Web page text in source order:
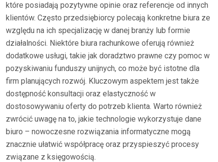
które posiadają pozytywne opinie oraz referencje od innych
klientów. Często przedsiębiorcy polecają konkretne biura ze
względu na ich specjalizację w danej branży lub formie
działalności. Niektóre biura rachunkowe oferują również
dodatkowe usługi, takie jak doradztwo prawne czy pomoc w
pozyskiwaniu funduszy unijnych, co może być istotne dla
firm planujących rozwój. Kluczowym aspektem jest także
dostępność konsultacji oraz elastyczność w
dostosowywaniu oferty do potrzeb klienta. Warto również
zwrócić uwagę na to, jakie technologie wykorzystuje dane
biuro – nowoczesne rozwiązania informatyczne mogą
znacznie ułatwić współpracę oraz przyspieszyć procesy
związane z księgowością.